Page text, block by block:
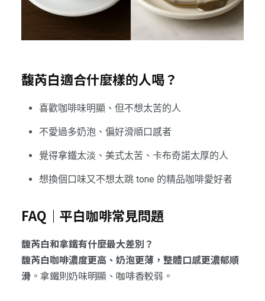
馥芮白適合什麼樣的人喝？
喜歡咖啡味明顯、但不想太苦的人
不愛過多奶泡、偏好滑順口感者
覺得拿鐵太淡、美式太苦、卡布奇諾太厚的人
想換個口味又不想太跳 tone 的精品咖啡愛好者
FAQ｜平白咖啡常見問題
馥芮白和拿鐵有什麼最大差別？
馥芮白咖啡濃度更高、奶泡更薄，整體口感更濃郁順
滑。拿鐵則奶味明顯、咖啡香較弱。